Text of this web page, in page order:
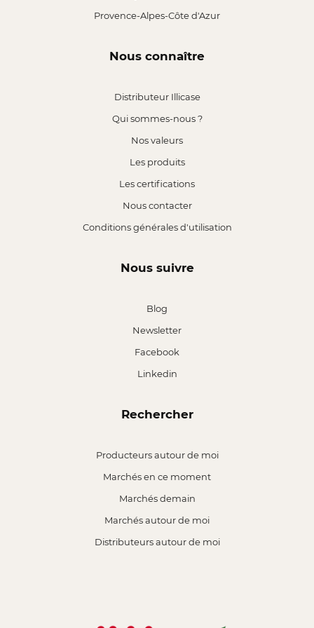
Provence-Alpes-Côte d'Azur
Nous connaître
Distributeur Illicase
Qui sommes-nous ?
Nos valeurs
Les produits
Les certifications
Nous contacter
Conditions générales d'utilisation
Nous suivre
Blog
Newsletter
Facebook
Linkedin
Rechercher
Producteurs autour de moi
Marchés en ce moment
Marchés demain
Marchés autour de moi
Distributeurs autour de moi